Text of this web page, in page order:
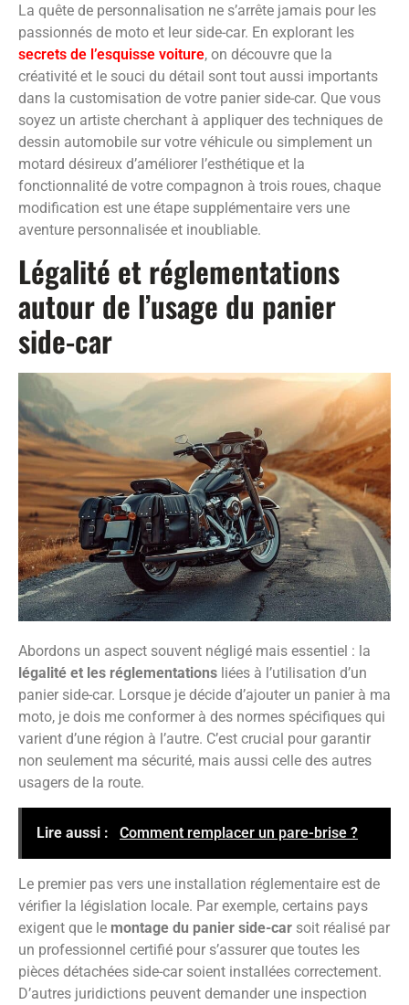
La quête de personnalisation ne s’arrête jamais pour les
passionnés de moto et leur side-car. En explorant les
secrets de l’esquisse voiture, on découvre que la
créativité et le souci du détail sont tout aussi importants
dans la customisation de votre panier side-car. Que vous
soyez un artiste cherchant à appliquer des techniques de
dessin automobile sur votre véhicule ou simplement un
motard désireux d’améliorer l’esthétique et la
fonctionnalité de votre compagnon à trois roues, chaque
modification est une étape supplémentaire vers une
aventure personnalisée et inoubliable.
Légalité et réglementations
autour de l’usage du panier
side-car
Abordons un aspect souvent négligé mais essentiel : la
légalité et les réglementations liées à l’utilisation d’un
panier side-car. Lorsque je décide d’ajouter un panier à ma
moto, je dois me conformer à des normes spécifiques qui
varient d’une région à l’autre. C’est crucial pour garantir
non seulement ma sécurité, mais aussi celle des autres
usagers de la route.
Lire aussi : Comment remplacer un pare-brise ?
Le premier pas vers une installation réglementaire est de
vérifier la législation locale. Par exemple, certains pays
exigent que le montage du panier side-car soit réalisé par
un professionnel certifié pour s’assurer que toutes les
pièces détachées side-car soient installées correctement.
D’autres juridictions peuvent demander une inspection